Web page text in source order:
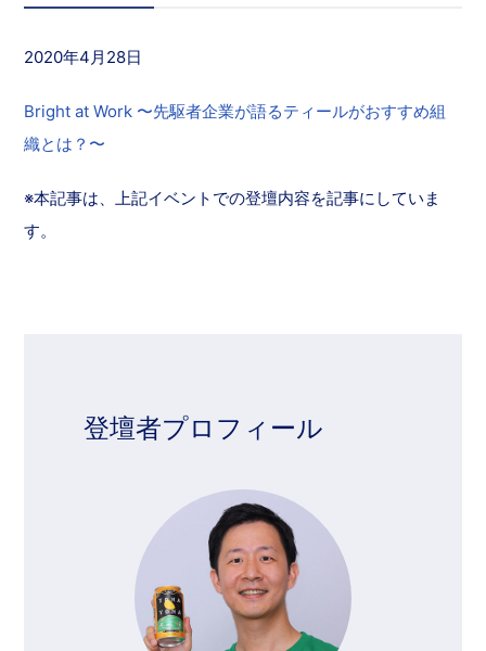
2020年4月28日
Bright at Work 〜先駆者企業が語るティールがおすすめ組
織とは？〜
※本記事は、上記イベントでの登壇内容を記事にしていま
す。
登壇者プロフィール